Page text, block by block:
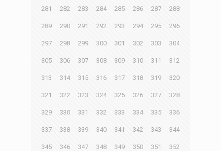
281 282 283 284 285 286 287 288
289 290 291 292 293 294 295 296
297 298 299 300 301 302 303 304
305 306 307 308 309 310 311 312
313 314 315 316 317 318 319 320
321 322 323 324 325 326 327 328
329 330 331 332 333 334 335 336
337 338 339 340 341 342 343 344
345 346 347 348 349 350 351 352